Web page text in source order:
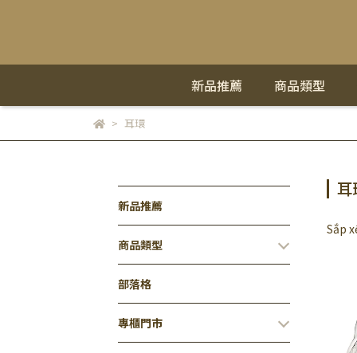
新品推薦 商品類型
耳環
新品推薦
商品類型
部落格
專櫃門市
耳
Sắp